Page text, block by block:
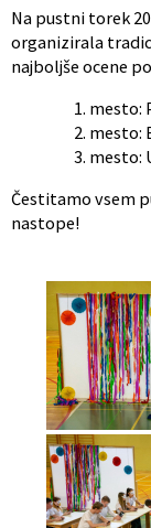
Na pustni torek
organizirala
najboljše ocene
mesto:
mesto:
mesto:
Čestitamo vsem
nastope!